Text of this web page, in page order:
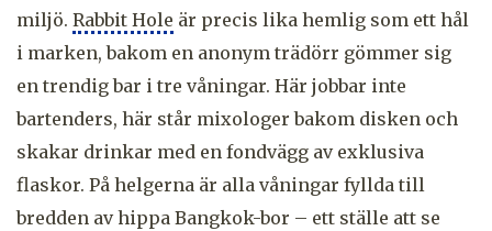
miljö. Rabbit Hole är precis lika hemlig som ett hål
i marken, bakom en anonym trädörr gömmer sig
en trendig bar i tre våningar. Här jobbar inte
bartenders, här står mixologer bakom disken och
skakar drinkar med en fondvägg av exklusiva
flaskor. På helgerna är alla våningar fyllda till
bredden av hippa Bangkok-bor – ett ställe att se